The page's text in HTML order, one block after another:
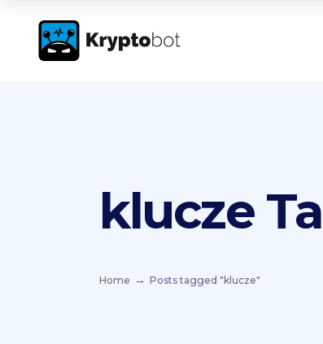
klucze
Home Posts tagged "klucze"